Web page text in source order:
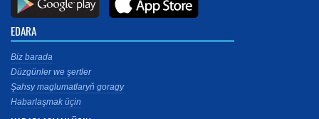
EDARA
Biz barada
Düzgünler we şertler
Şahsy maglumatlaryň goragy
Habarlaşmak üçin